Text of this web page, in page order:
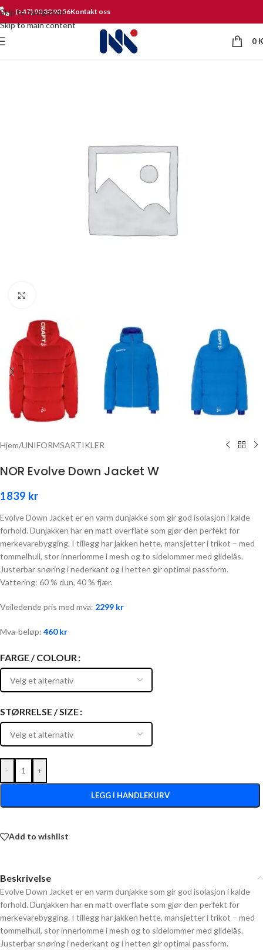
Skip to navigation
Skip to main content
(+47) 90 80 90 56Kontakt oss
0
Hjem/UNIFORMSARTIKLER
NOR Evolve Down Jacket W
1839 kr
Evolve Down Jacket er en varm dunjakke som gir god isolasjon i kalde
forhold. Dunjakken har en matt overflate som gjør den perfekt for
merkevarebygging. I tillegg har jakken hette, mansjetter i trikot – med
tommelhull, stor innerlomme i mesh og to sidelommer med glidelås.
Justerbar snøring i nederkant og i hetten gir optimal passform.
Vattering: 60 % dun, 40 % fjær.
Veiledende pris med mva: 2299 kr
Mva-beløp: 460kr
FARGE / COLOUR
STØRRELSE / SIZE
- +
LEGG I HANDLEKURV
Add to wishlist
Beskrivelse
Evolve Down Jacket er en varm dunjakke som gir god isolasjon i kalde
forhold. Dunjakken har en matt overflate som gjør den perfekt for
merkevarebygging. I tillegg har jakken hette, mansjetter i trikot – med
tommelhull, stor innerlomme i mesh og to sidelommer med glidelås.
Justerbar snøring i nederkant og i hetten gir optimal passform.